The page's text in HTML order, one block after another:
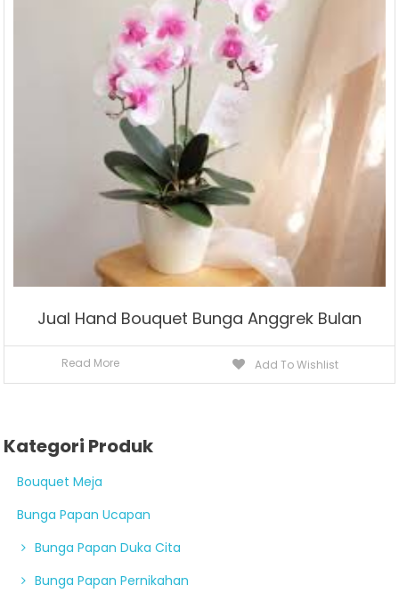
Jual Hand Bouquet Bunga Anggrek Bulan
Read More Add To Wishlist
Kategori Produk
Bouquet Meja
Bunga Papan Ucapan
Bunga Papan Duka Cita
Bunga Papan Pernikahan